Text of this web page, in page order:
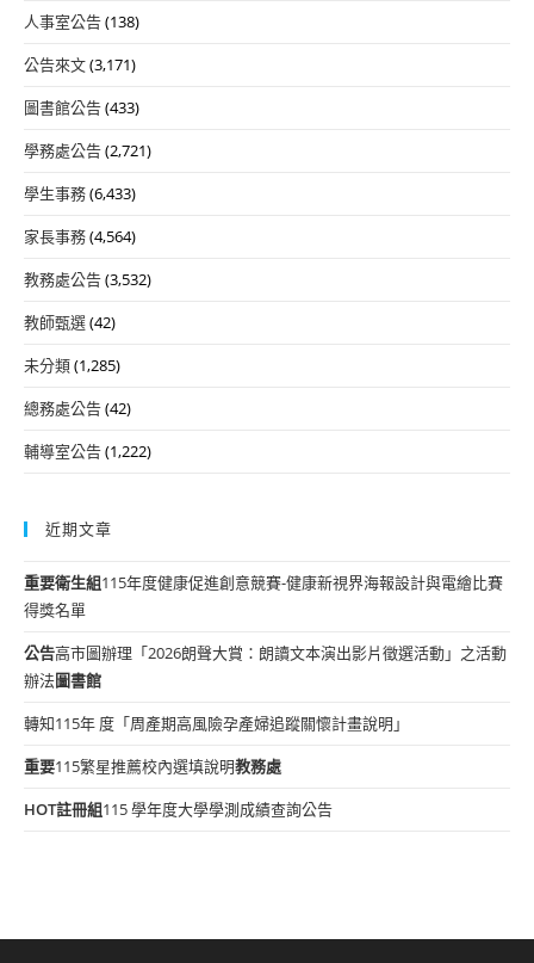
人事室公告(138)
公告來文(3,171)
圖書館公告(433)
學務處公告(2,721)
學生事務(6,433)
家長事務(4,564)
教務處公告(3,532)
教師甄選(42)
未分類(1,285)
總務處公告(42)
輔導室公告(1,222)
近期文章
重要衛生組115年度健康促進創意競賽-健康新視界海報設計與電繪比賽
得獎名單
公告高市圖辦理「2026朗聲大賞：朗讀文本演出影片徵選活動」之活動
辦法圖書館
轉知115年 度「周產期高風險孕產婦追蹤關懷計畫說明」
重要115繁星推薦校內選填說明教務處
HOT註冊組115 學年度大學學測成績查詢公告